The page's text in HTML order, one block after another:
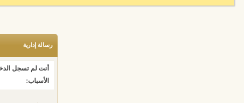
رسالة إدارية
أنت لم تسجل
الأسباب: